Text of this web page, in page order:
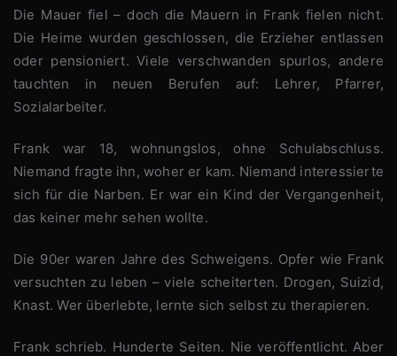
Die Mauer fiel – doch die Mauern in Frank fielen nicht.
Die Heime wurden geschlossen, die Erzieher entlassen
oder pensioniert. Viele verschwanden spurlos, andere
tauchten in neuen Berufen auf: Lehrer, Pfarrer,
Sozialarbeiter.
Frank war 18, wohnungslos, ohne Schulabschluss.
Niemand fragte ihn, woher er kam. Niemand interessierte
sich für die Narben. Er war ein Kind der Vergangenheit,
das keiner mehr sehen wollte.
Die 90er waren Jahre des Schweigens. Opfer wie Frank
versuchten zu leben – viele scheiterten. Drogen, Suizid,
Knast. Wer überlebte, lernte sich selbst zu therapieren.
Frank schrieb. Hunderte Seiten. Nie veröffentlicht. Aber